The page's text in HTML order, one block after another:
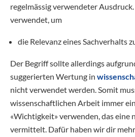
regelmässig verwendeter
verwendet, um
die Relevanz eines Sachverhalts
Der Begriff sollte allerdings
suggerierten Wertung in
nicht verwendet werden. Somit
wissenschaftlichen Arbeit immer
«Wichtigkeit» verwenden, das eine
vermittelt. Dafür haben wir dir